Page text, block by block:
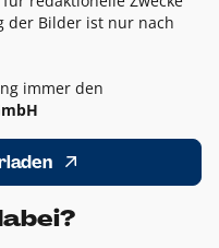
der Bilder ist nur nach
immer den